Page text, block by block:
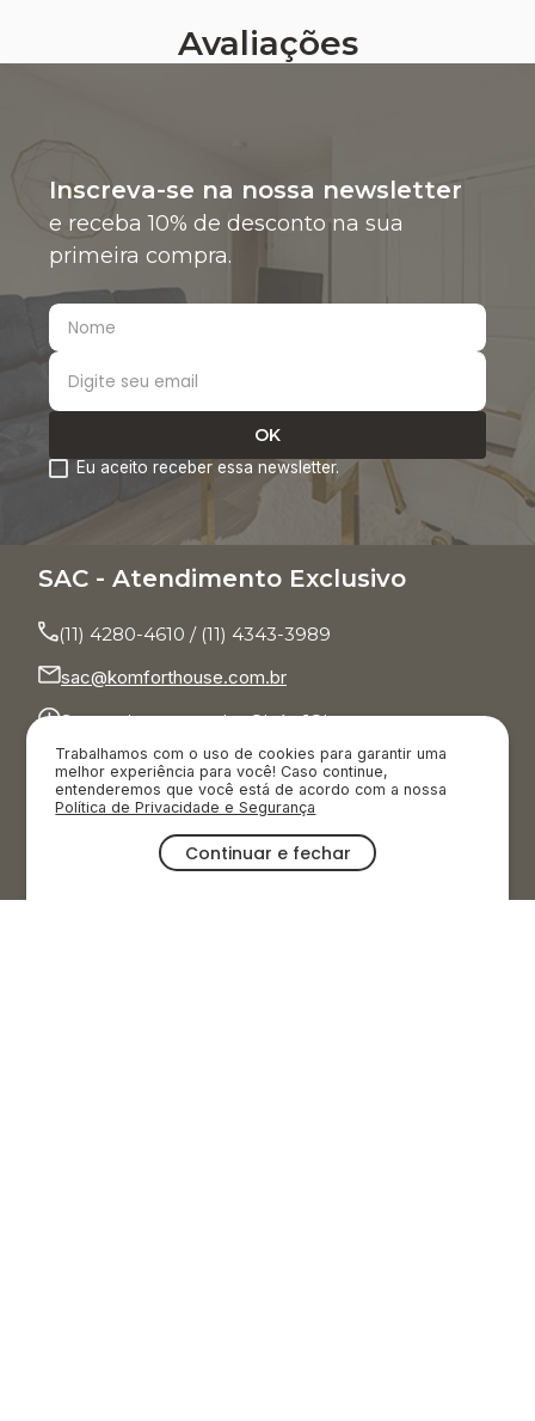
Trabalhamos com o uso de cookies para garantir uma
melhor experiência para você! Caso continue,
entenderemos que você está de acordo com a nossa
Política de Privacidade e Segurança
Continuar e fechar
Avaliações
Inscreva-se na nossa newsletter
e receba 10% de desconto na sua
primeira compra.
Eu aceito receber essa newsletter.
SAC - Atendimento Exclusivo
(11) 4280-4610 / (11) 4343-3989
sac@komforthouse.com.br
Segunda a sexta das 8h às 18h.
Televendas
(11) 3854-7001
Segunda a sábado das 9h às 20h.